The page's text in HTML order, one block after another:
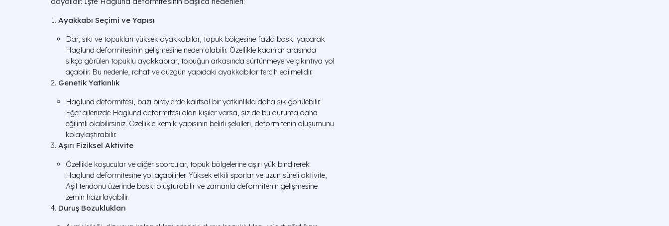
Ayakkabı Seçimi ve Yapısı
Dar, sıkı ve topukları yüksek ayakkabılar, topuk bölgesine fazla baskı yaparak
Haglund deformitesinin gelişmesine neden olabilir. Özellikle kadınlar arasında
sıkça görülen topuklu ayakkabılar, topuğun arkasında sürtünmeye ve çıkıntıya yol
açabilir. Bu nedenle, rahat ve düzgün yapıdaki ayakkabılar tercih edilmelidir.
Genetik Yatkınlık
Haglund deformitesi, bazı bireylerde kalıtsal bir yatkınlıkla daha sık görülebilir.
Eğer ailenizde Haglund deformitesi olan kişiler varsa, siz de bu duruma daha
eğilimli olabilirsiniz. Özellikle kemik yapısının belirli şekilleri, deformitenin oluşumunu
kolaylaştırabilir.
Aşırı Fiziksel Aktivite
Özellikle koşucular ve diğer sporcular, topuk bölgelerine aşırı yük bindirerek
Haglund deformitesine yol açabilirler. Yüksek etkili sporlar ve uzun süreli aktivite,
Aşil tendonu üzerinde baskı oluşturabilir ve zamanla deformitenin gelişmesine
zemin hazırlayabilir.
Duruş Bozuklukları